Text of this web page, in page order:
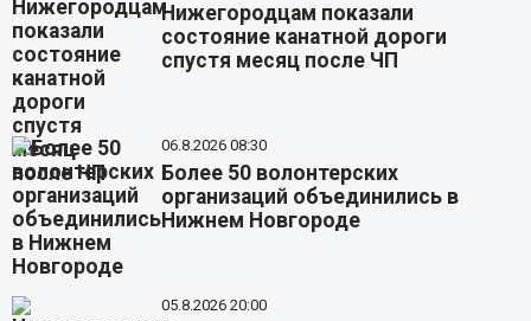
Нижегородцам показали
состояние канатной дороги
спустя месяц после ЧП
06.8.2026 08:30
Более 50 волонтерских
организаций объединились в
Нижнем Новгороде
05.8.2026 20:00